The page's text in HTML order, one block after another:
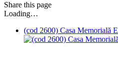
Share this page
Loading…
(cod 2600) Casa Memorială